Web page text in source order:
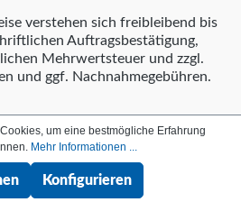
verstehen sich freibleibend bis
Auftragsbestätigung,
Mehrwertsteuer und zzgl.
und ggf. Nachnahmegebühren.
um eine bestmögliche Erfahrung
Mehr Informationen ...
Konfigurieren